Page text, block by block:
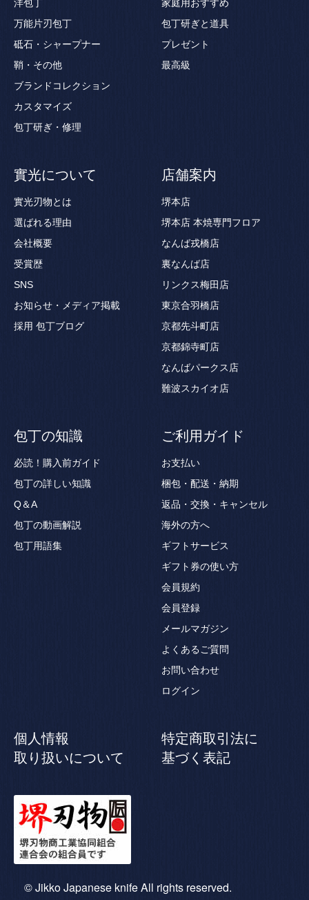
洋包丁
万能片刃包丁
砥石・シャープナー
鞘・その他
ブランドコレクション
カスタマイズ
包丁研ぎ・修理
家庭用おすすめ
包丁研ぎと道具
プレゼント
最高級
實光について
實光刃物とは
選ばれる理由
会社概要
受賞歴
SNS
お知らせ・メディア掲載
採用 包丁ブログ
店舗案内
堺本店
堺本店 本焼専門フロア
なんば戎橋店
裏なんば店
リンクス梅田店
東京合羽橋店
京都先斗町店
京都錦寺町店
なんばパークス店
難波スカイオ店
包丁の知識
必読！購入前ガイド
包丁の詳しい知識
Q＆A
包丁の動画解説
包丁用語集
ご利用ガイド
お支払い
梱包・配送・納期
返品・交換・キャンセル
海外の方へ
ギフトサービス
ギフト券の使い方
会員規約
会員登録
メールマガジン
よくあるご質問
お問い合わせ
ログイン
個人情報
取り扱いについて
特定商取引法に
基づく表記
© Jikko Japanese knife All rights reserved.